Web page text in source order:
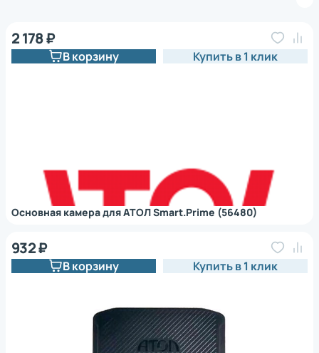
Основная камера для АТОЛ Smart.Prime (56480)
2 178 ₽
В корзину Купить в 1 клик
932 ₽
В корзину Купить в 1 клик